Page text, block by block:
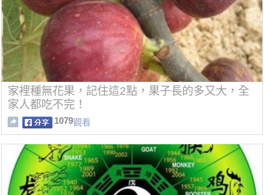
家裡種無花果，記住這2點，果子長的多又大，全
家人都吃不完！
1079觀看